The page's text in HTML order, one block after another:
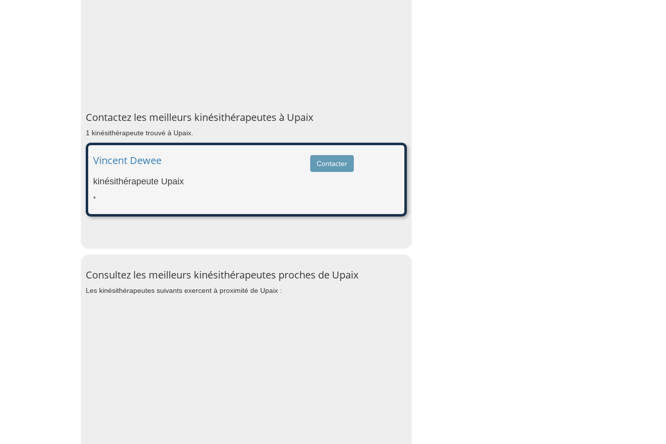
Contactez les meilleurs kinésithérapeutes à Upaix
1 kinésithérapeute trouvé à Upaix.
Vincent Dewee Contacter
kinésithérapeute Upaix
*
Consultez les meilleurs kinésithérapeutes proches de Upaix
Les kinésithérapeutes suivants exercent à proximité de Upaix :